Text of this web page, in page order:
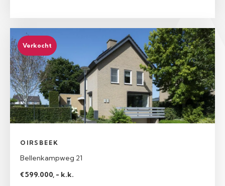
Verkocht
OIRSBEEK
Bellenkampweg 21
€ 599.000, - k.k.